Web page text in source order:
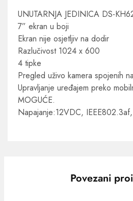
UNUTARNJA JEDINICA DS-
7” ekran u boji
Ekran nije osjetljiv na dodir
Razlučivost 1024 x 600
4 tipke
Pregled uživo kamera spojenih
Upravljanje uređajem preko
MOGUĆE.
Napajanje:12VDC,
Povezani